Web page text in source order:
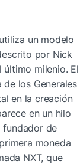
un modelo
por Nick
milenio. El
los Generales
en la creación
en un hilo
fundador de
moneda
NXT, que